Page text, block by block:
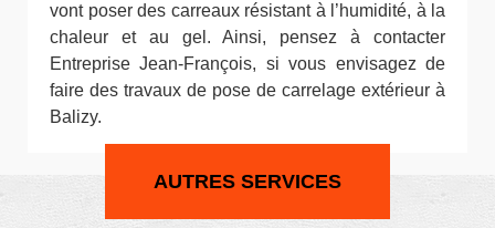
vont poser des carreaux résistant à l’humidité, à la
chaleur et au gel. Ainsi, pensez à contacter
Entreprise Jean-François, si vous envisagez de
faire des travaux de pose de carrelage extérieur à
Balizy.
AUTRES SERVICES